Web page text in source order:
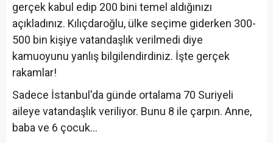
gerçek kabul edip 200 bini temel aldığınızı
açıkladınız. Kılıçdaroğlu, ülke seçime giderken 300-
500 bin kişiye vatandaşlık verilmedi diye
kamuoyunu yanlış bilgilendirdiniz. İşte gerçek
rakamlar!
Sadece İstanbul'da günde ortalama 70 Suriyeli
aileye vatandaşlık veriliyor. Bunu 8 ile çarpın. Anne,
baba ve 6 çocuk...